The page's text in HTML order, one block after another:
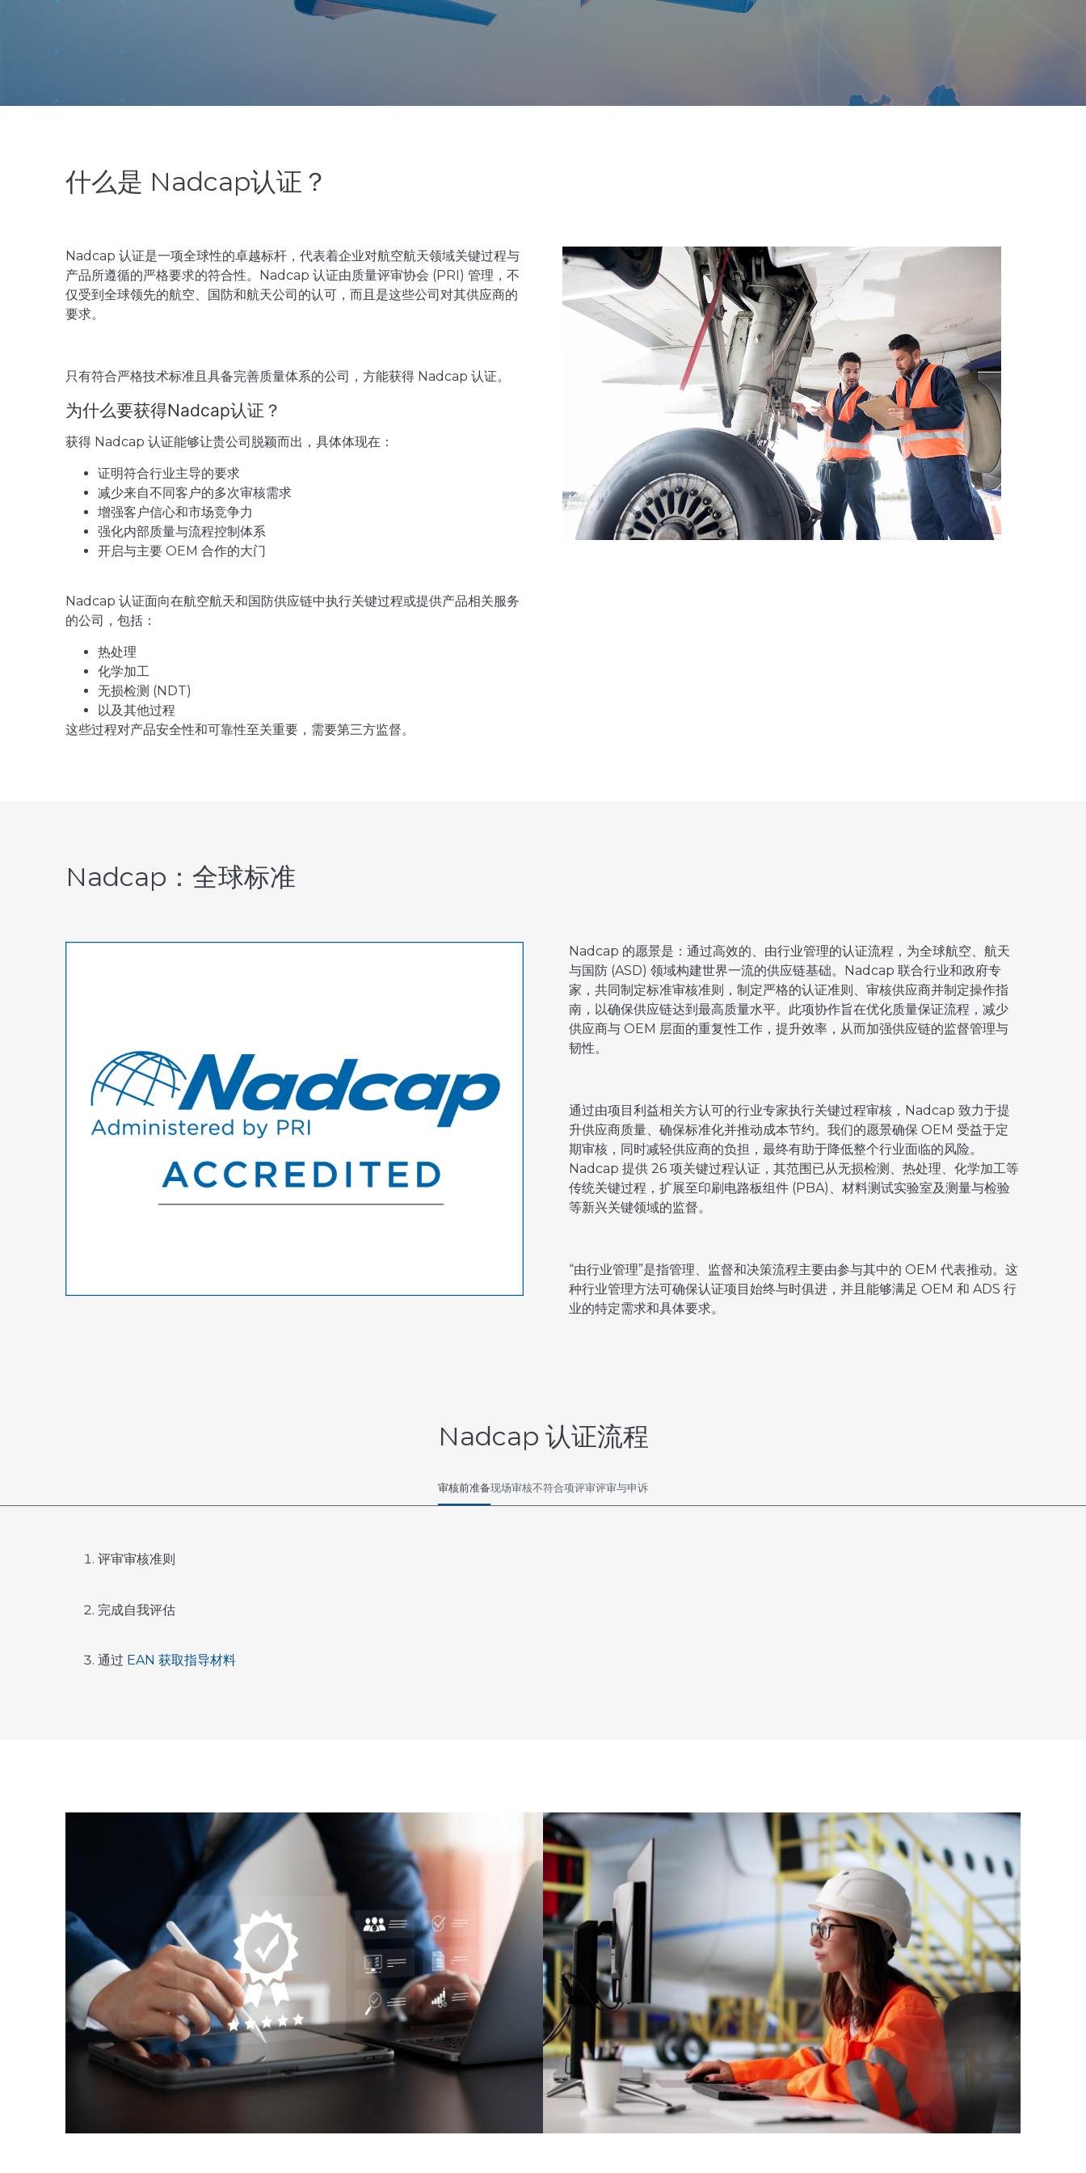
什么是 Nadcap认证？
Nadcap 认证是一项全球性的卓越标杆，代表着企业对航空航天领域关键过程与
产品所遵循的严格要求的符合性。Nadcap 认证由质量评审协会 (PRI) 管理，不
仅受到全球领先的航空、国防和航天公司的认可，而且是这些公司对其供应商的
要求。
只有符合严格技术标准且具备完善质量体系的公司，方能获得 Nadcap 认证。
为什么要获得Nadcap认证？
获得 Nadcap 认证能够让贵公司脱颖而出，具体体现在：
证明符合行业主导的要求
减少来自不同客户的多次审核需求
增强客户信心和市场竞争力
强化内部质量与流程控制体系
开启与主要 OEM 合作的大门
Nadcap 认证面向在航空航天和国防供应链中执行关键过程或提供产品相关服务
的公司，包括：
热处理
化学加工
无损检测 (NDT)
以及其他过程
这些过程对产品安全性和可靠性至关重要，需要第三方监督。
Nadcap：全球标准
Nadcap 的愿景是：通过高效的、由行业管理的认证流程，为全球航空、航天
与国防 (ASD) 领域构建世界一流的供应链基础。Nadcap 联合行业和政府专
家，共同制定标准审核准则，制定严格的认证准则、审核供应商并制定操作指
南，以确保供应链达到最高质量水平。此项协作旨在优化质量保证流程，减少
供应商与 OEM 层面的重复性工作，提升效率，从而加强供应链的监督管理与
韧性。
通过由项目利益相关方认可的行业专家执行关键过程审核，Nadcap 致力于提
升供应商质量、确保标准化并推动成本节约。我们的愿景确保 OEM 受益于定
期审核，同时减轻供应商的负担，最终有助于降低整个行业面临的风险。
Nadcap 提供 26 项关键过程认证，其范围已从无损检测、热处理、化学加工等
传统关键过程，扩展至印刷电路板组件 (PBA)、材料测试实验室及测量与检验
等新兴关键领域的监督。
“由行业管理”是指管理、监督和决策流程主要由参与其中的 OEM 代表推动。这
种行业管理方法可确保认证项目始终与时俱进，并且能够满足 OEM 和 ADS 行
业的特定需求和具体要求。
Nadcap 认证流程
审核前准备现场审核不符合项评审评审与申诉
评审审核准则
完成自我评估
通过 EAN 获取指导材料